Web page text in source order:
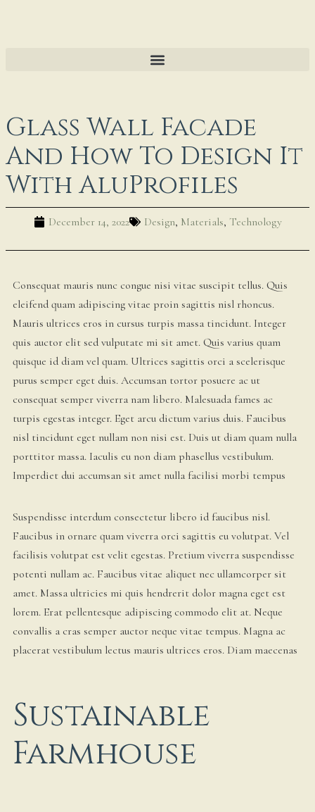
Glass Wall Facade
And How To Design It
With AluProfiles
December 14, 2022 Design, Materials, Technology
Consequat mauris nunc congue nisi vitae suscipit tellus. Quis
eleifend quam adipiscing vitae proin sagittis nisl rhoncus.
Mauris ultrices eros in cursus turpis massa tincidunt. Integer
quis auctor elit sed vulputate mi sit amet. Quis varius quam
quisque id diam vel quam. Ultrices sagittis orci a scelerisque
purus semper eget duis. Accumsan tortor posuere ac ut
consequat semper viverra nam libero. Malesuada fames ac
turpis egestas integer. Eget arcu dictum varius duis. Faucibus
nisl tincidunt eget nullam non nisi est. Duis ut diam quam nulla
porttitor massa. Iaculis eu non diam phasellus vestibulum.
Imperdiet dui accumsan sit amet nulla facilisi morbi tempus
Suspendisse interdum consectetur libero id faucibus nisl.
Faucibus in ornare quam viverra orci sagittis eu volutpat. Vel
facilisis volutpat est velit egestas. Pretium viverra suspendisse
potenti nullam ac. Faucibus vitae aliquet nec ullamcorper sit
amet. Massa ultricies mi quis hendrerit dolor magna eget est
lorem. Erat pellentesque adipiscing commodo elit at. Neque
convallis a cras semper auctor neque vitae tempus. Magna ac
placerat vestibulum lectus mauris ultrices eros. Diam maecenas
Sustainable
Farmhouse